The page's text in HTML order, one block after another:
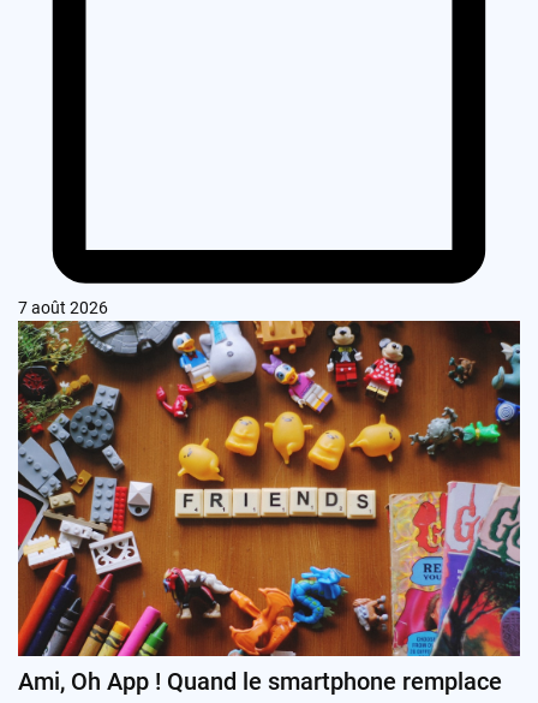
7 août 2026
Ami, Oh App ! Quand le smartphone remplace